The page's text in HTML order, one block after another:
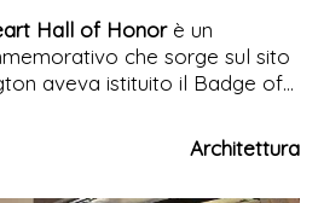
Hall of Honorè un
che sorge sul sito
aveva istituito il Badge of
nello stato di New York,
in corten e vetro ospita il
Architettura